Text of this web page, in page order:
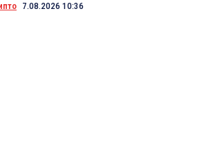
7.08.2026 10:36